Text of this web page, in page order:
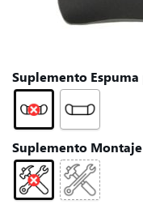
Slide 1 of 5
Suplemento
Suplemento